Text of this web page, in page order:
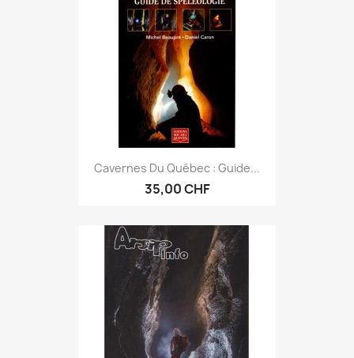
Cavernes Du Québec : Guide...
35,00 CHF